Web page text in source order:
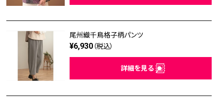
尾州織千鳥格子柄パンツ
¥6,930 （税込）
詳細を見る